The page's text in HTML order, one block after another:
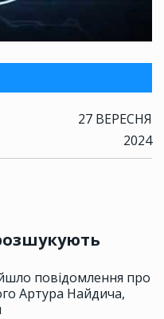
27 ВЕРЕСНЯ
2024
повідомлення про
Артура Найдича,